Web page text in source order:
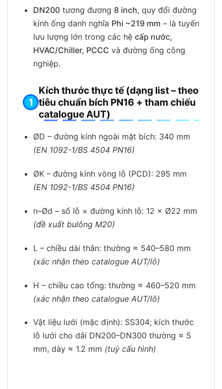
DN200tương đương 8 inch, quy đổi đường
kính ống danh nghĩa Phi ~219 mm – là tuyến
lưu lượng lớn trong các hệ cấp nước,
HVAC/Chiller, PCCC và đường ống công
nghiệp.
Kích thước thực tế (dạng list – theo
tiêu chuẩn bích PN16 + tham chiếu
catalogue AUT)
ØD – đường kính ngoài mặt bích: 340 mm
(EN 1092-1/BS 4504 PN16)
ØK – đường kính vòng lỗ (PCD): 295 mm
(EN 1092-1/BS 4504 PN16)
n–Ød – số lỗ × đường kính lỗ: 12 × Ø22 mm
(đề xuất bulông M20)
L – chiều dài thân: thường ≈ 540–580 mm
(xác nhận theo catalogue AUT/lô)
H – chiều cao tổng: thường ≈ 460–520 mm
(xác nhận theo catalogue AUT/lô)
Vật liệu lưới (mặc định): SS304; kích thước
lỗ lưới cho dải DN200–DN300 thường ≈ 5
mm, dày ≈ 1.2 mm (tuỳ cấu hình)